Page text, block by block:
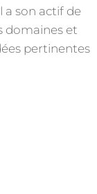
a son actif de
domaines et
pertinentes